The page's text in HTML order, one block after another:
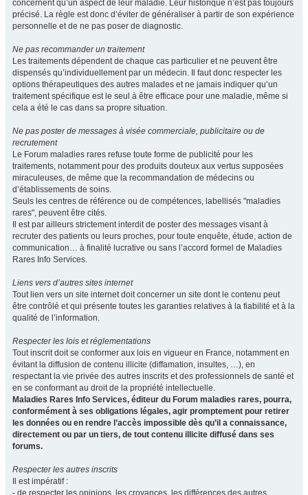
concernent qu’un aspect de leur maladie. Leur historique n’est pas toujours
précisé. La règle est donc d’éviter de généraliser à partir de son expérience
personnelle et de ne pas poser de diagnostic.
Ne pas recommander un traitement
Les traitements dépendent de chaque cas particulier et ne peuvent être
dispensés qu’individuellement par un médecin. Il faut donc respecter les
options thérapeutiques des autres malades et ne jamais indiquer qu’un
traitement spécifique est le seul à être efficace pour une maladie, même si
cela a été le cas dans sa propre situation.
Ne pas poster de messages à visée commerciale, publicitaire ou de
recrutement
Le Forum maladies rares refuse toute forme de publicité pour les
traitements, notamment pour des produits douteux aux vertus supposées
miraculeuses, de même que la recommandation de médecins ou
d’établissements de soins.
Seuls les centres de référence ou de compétences, labellisés "maladies
rares", peuvent être cités.
Il est par ailleurs strictement interdit de poster des messages visant à
recruter des patients ou leurs proches, pour toute enquête, étude, action de
communication… à finalité lucrative ou sans l’accord formel de Maladies
Rares Info Services.
Liens vers d’autres sites internet
Tout lien vers un site internet doit concerner un site dont le contenu peut
être contrôlé et qui présente toutes les garanties relatives à la fiabilité et à la
qualité de l’information.
Respecter les lois et réglementations
Tout inscrit doit se conformer aux lois en vigueur en France, notamment en
évitant la diffusion de contenu illicite (diffamation, insultes, …), en
respectant la vie privée des autres inscrits et des professionnels de santé et
en se conformant au droit de la propriété intellectuelle.
Maladies Rares Info Services, éditeur du Forum maladies rares, pourra,
conformément à ses obligations légales, agir promptement pour retirer
les données ou en rendre l’accès impossible dès qu’il a connaissance,
directement ou par un tiers, de tout contenu illicite diffusé dans ses
forums.
Respecter les autres inscrits
Il est impératif :
- de respecter les opinions, les croyances, les différences des autres